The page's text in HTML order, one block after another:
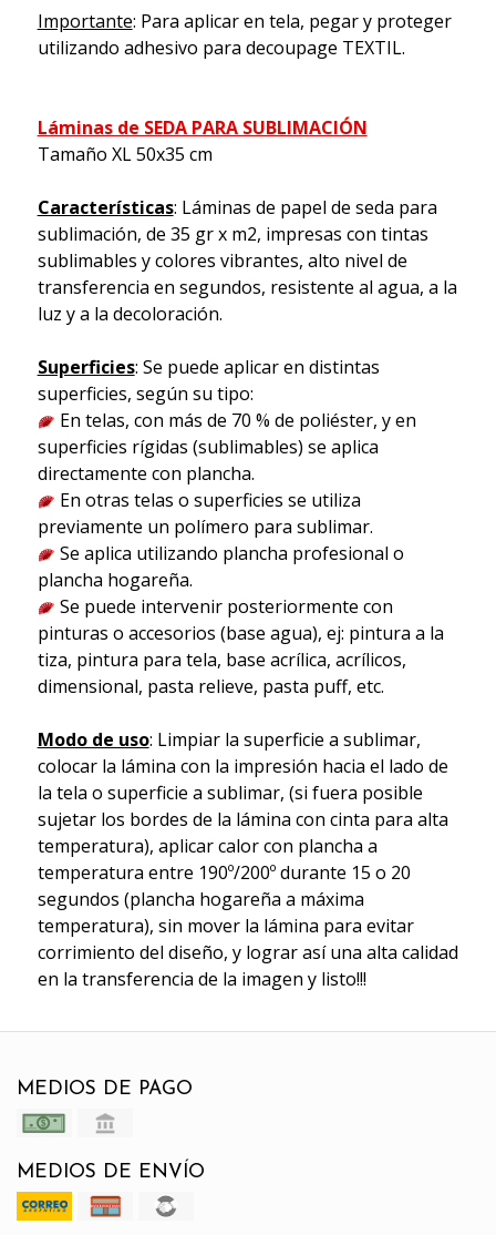
Importante: Para aplicar en tela, pegar y proteger
utilizando adhesivo para decoupage TEXTIL.
Láminas de SEDA PARA SUBLIMACIÓN
Tamaño XL 50x35 cm
Características: Láminas de papel de seda para
sublimación, de 35 gr x m2, impresas con tintas
sublimables y colores vibrantes, alto nivel de
transferencia en segundos, resistente al agua, a la
luz y a la decoloración.
Superficies: Se puede aplicar en distintas
superficies, según su tipo:
En telas, con más de 70 % de poliéster, y en
superficies rígidas (sublimables) se aplica
directamente con plancha.
En otras telas o superficies se utiliza
previamente un polímero para sublimar.
Se aplica utilizando plancha profesional o
plancha hogareña.
Se puede intervenir posteriormente con
pinturas o accesorios (base agua), ej: pintura a la
tiza, pintura para tela, base acrílica, acrílicos,
dimensional, pasta relieve, pasta puff, etc.
Modo de uso: Limpiar la superficie a sublimar,
colocar la lámina con la impresión hacia el lado de
la tela o superficie a sublimar, (si fuera posible
sujetar los bordes de la lámina con cinta para alta
temperatura), aplicar calor con plancha a
temperatura entre 190º/200º durante 15 o 20
segundos (plancha hogareña a máxima
temperatura), sin mover la lámina para evitar
corrimiento del diseño, y lograr así una alta calidad
en la transferencia de la imagen y listo!!!
MEDIOS DE PAGO
MEDIOS DE ENVÍO